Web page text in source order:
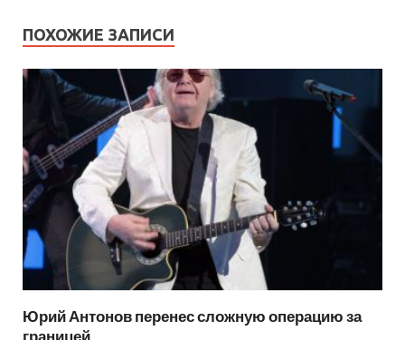
ПОХОЖИЕ ЗАПИСИ
Юрий Антонов перенес сложную операцию за
границей